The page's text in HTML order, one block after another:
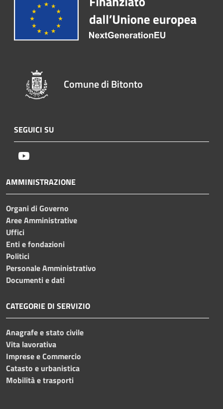
Comune di Bitonto
SEGUICI SU
AMMINISTRAZIONE
Organi di Governo
Aree Amministrative
Uffici
Enti e fondazioni
Politici
Personale Amministrativo
Documenti e dati
CATEGORIE DI SERVIZIO
Anagrafe e stato civile
Vita lavorativa
Imprese e Commercio
Catasto e urbanistica
Mobilità e trasporti